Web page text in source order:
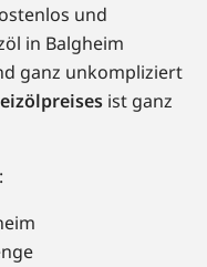
und
in Balgheim
ganz unkompliziert
ist ganz